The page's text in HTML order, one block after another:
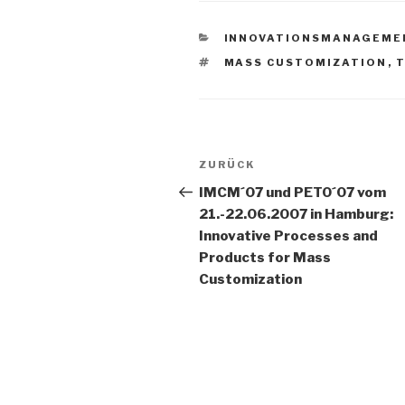
KATEGORIEN
SCHLAGWÖRTER
MASS CUSTOMIZATION ,
Beitrags-
Navigation
Vorheriger
Beitrag
ZURÜCK
IMCM´07 und PETO´07 vom
21.-22.06.2007 in Hamburg:
Innovative Processes and
Products for Mass
Customization